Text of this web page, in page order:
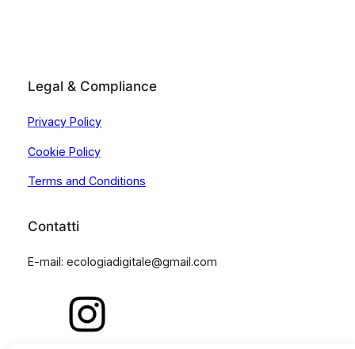
Legal & Compliance
Privacy Policy
Cookie Policy
Terms and Conditions
Contatti
E-mail: ecologiadigitale@gmail.com